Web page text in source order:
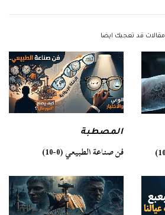
مقالات قد تعجبك ايضا
المصطبة
فن صناعة الطبيعي (0-10)